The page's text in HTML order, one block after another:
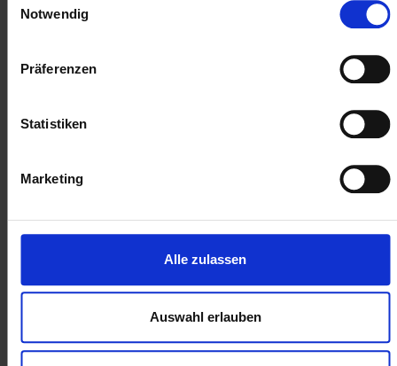
Notwendig
Präferenzen
Statistiken
Marketing
Alle zulassen
Auswahl erlauben
Genüssen greifbar gemacht
Medientechnikmehr erfahren